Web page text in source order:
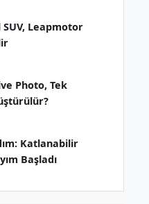
Leapmotor
Photo, Tek
Katlanabilir
Başladı